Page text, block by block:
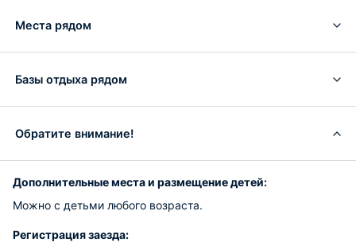
Места рядом
Базы отдыха рядом
Обратите внимание!
Дополнительные места и размещение детей:
Можно с детьми любого возраста.
Регистрация заезда: